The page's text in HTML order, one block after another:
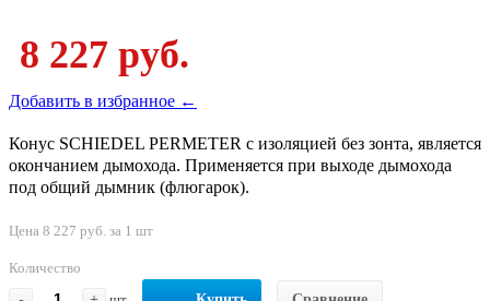
8 227 руб.
Добавить в избранное ←
Конус SCHIEDEL PERMETER с изоляцией без зонта, является
окончанием дымохода. Применяется при выходе дымохода
под общий дымник (флюгарок).
Цена 8 227 руб. за 1 шт
Количество